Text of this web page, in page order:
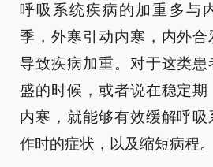
呼吸系统疾病的加重多与
季，外寒引动内寒，内外
导致疾病加重。对于这类
盛的时候，或者说在稳定
内寒，就能够有效缓解呼
作时的症状，以及缩短病程。